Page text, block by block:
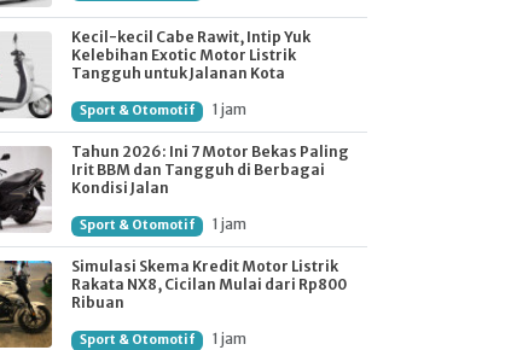
Kecil-kecil Cabe Rawit, Intip Yuk
Kelebihan Exotic Motor Listrik
Tangguh untuk Jalanan Kota
Sport & Otomotif 1 jam
Tahun 2026: Ini 7 Motor Bekas Paling
Irit BBM dan Tangguh di Berbagai
Kondisi Jalan
Sport & Otomotif 1 jam
Simulasi Skema Kredit Motor Listrik
Rakata NX8, Cicilan Mulai dari Rp800
Ribuan
Sport & Otomotif 1 jam